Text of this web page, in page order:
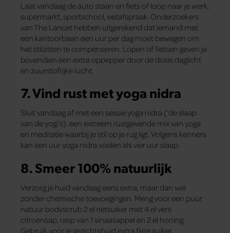
Laat vandaag de auto staan en fiets of loop naar je werk,
supermarkt, sportschool, eetafspraak. Onderzoekers
van The Lancet hebben uitgerekend dat iemand met
een kantoorbaan een uur per dag moet bewegen om
het stilzitten te compenseren. Lopen of fietsen geven je
bovendien een extra oppepper door de dosis daglicht
en zuurstofrijke lucht.
7. Vind rust met yoga nidra
Sluit vandaag af met een sessie yoga nidra (‘de slaap
van de yogi’s). een extreem rustgevende mix van yoga
en meditatie waarbij je stil op je rug ligt. Volgens kenners
kan een uur yoga nidra voelen als vier uur slaap.
8. Smeer 100% natuurlijk
Verzorg je huid vandaag eens extra, maar dan wel
zonder chemische toevoegingen. Meng voor een puur
natuur bodyscrub 2 el rietsuiker met 4 el vers
citroensap, rasp van 1 sinaasappel en 2 el honing.
Gebruik voor je gezichtshuid extra fijne suiker.